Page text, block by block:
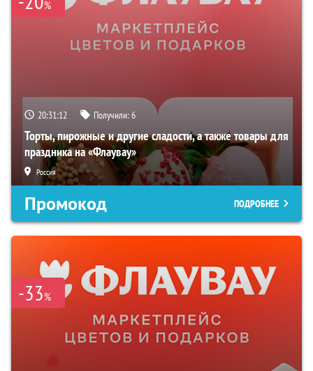
%
20:31:11 Получили:6
Торты, пирожные и другие сладости, а также товары для
праздника на «Флаувау»
Россия
Промокод ПОДРОБНЕЕ
-33%